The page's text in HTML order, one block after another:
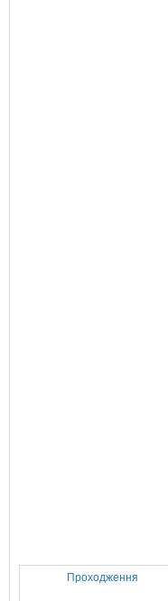
Проходження